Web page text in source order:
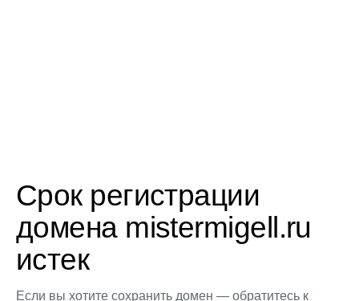
Срок регистрации
домена mistermigell.ru
истек
Если вы хотите сохранить домен — обратитесь к